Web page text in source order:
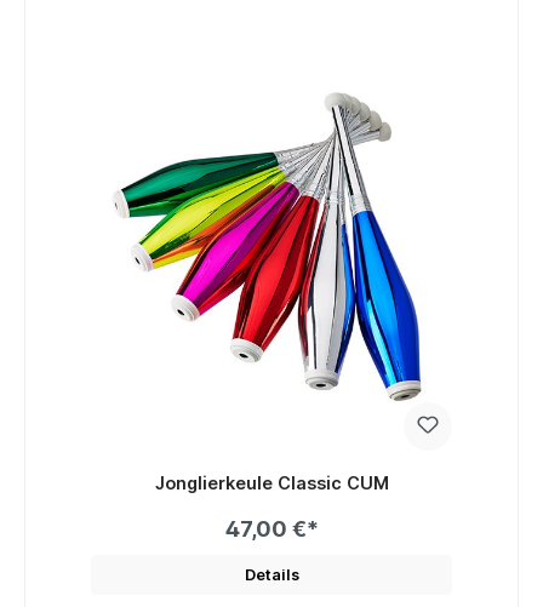
Jonglierkeule Classic CUM
47,00 €*
Details